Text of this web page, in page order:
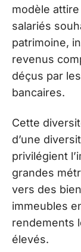
modèle
salariés
patrimoine,
revenus
déçus par
bancaires.
Cette
d’une
privilégient
grandes
vers des
immeubles
rendements
élevés.